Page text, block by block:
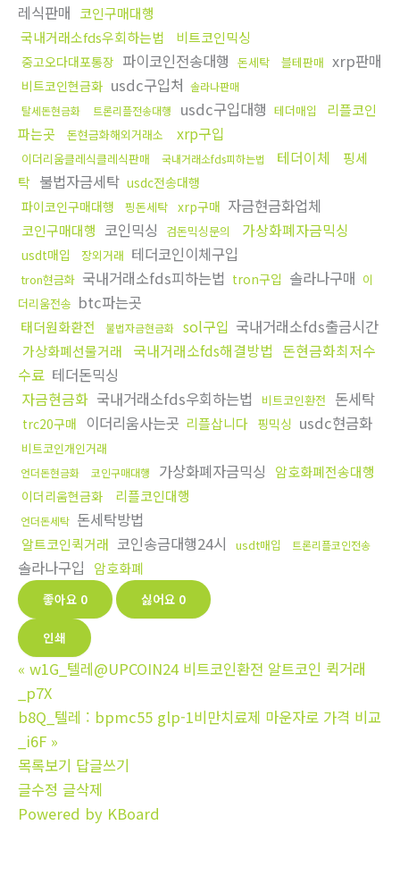
레식판매 코인구매대행
국내거래소fds우회하는법
비트코인믹싱
중고오다대포통장 파이코인전송대행 돈세탁 블테판매 xrp판매
비트코인현금화 usdc구입처 솔라나판매
탈세돈현금화
트론리플전송대행 usdc구입대행 테더매입
리플코인
파는곳
돈현금화해외거래소 xrp구입
이더리움클레식클레식판매 국내거래소fds피하는법 테더이체
핑세
탁 불법자금세탁 usdc전송대행
파이코인구매대행
핑돈세탁 xrp구매 자금현금화업체
코인구매대행 코인믹싱 검돈믹싱문의 가상화폐자금믹싱
usdt매입 장외거래 테더코인이체구입
tron현금화 국내거래소fds피하는법 tron구입 솔라나구매 이
더리움전송 btc파는곳
태더원화환전 불법자금현금화 sol구입 국내거래소fds출금시간
가상화폐선물거래 국내거래소fds해결방법 돈현금화최저수
수료 테더돈믹싱
자금현금화 국내거래소fds우회하는법 비트코인환전 돈세탁
trc20구매 이더리움사는곳 리플삽니다 핑믹싱 usdc현금화
비트코인개인거래
언더돈현금화 코인구매대행 가상화폐자금믹싱 암호화폐전송대행
이더리움현금화 리플코인대행
언더돈세탁 돈세탁방법
알트코인퀵거래 코인송금대행24시 usdt매입 트론리플코인전송
솔라나구입 암호화폐
좋아요 0 싫어요 0
인쇄
« w1G_텔레@UPCOIN24 비트코인환전 알트코인 퀵거래
_p7X
b8Q_텔레 : bpmc55 glp-1비만치료제 마운자로 가격 비교
_i6F »
목록보기 답글쓰기
글수정 글삭제
Powered by KBoard